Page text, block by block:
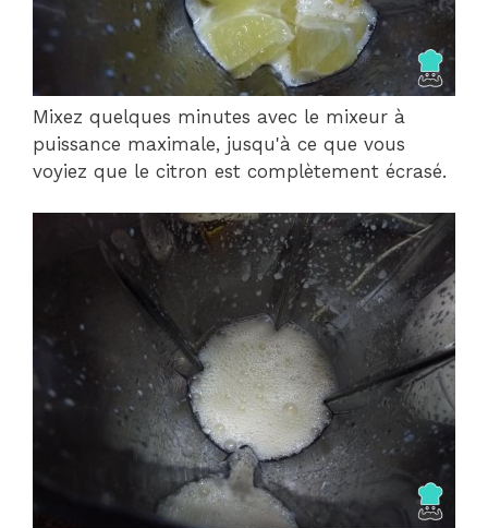
Mixez quelques minutes avec le mixeur à
puissance maximale, jusqu'à ce que vous
voyiez que le citron est complètement écrasé.